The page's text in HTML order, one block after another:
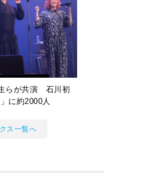
らが共演 石川初
に約2000人
ス一覧へ